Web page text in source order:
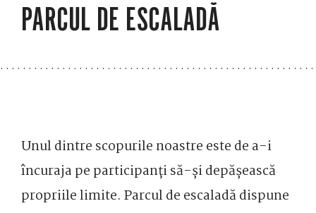
PARCUL DE ESCALADĂ
Unul dintre scopurile noastre este de a-i
încuraja pe participanți să-și depășească
propriile limite. Parcul de escaladă dispune